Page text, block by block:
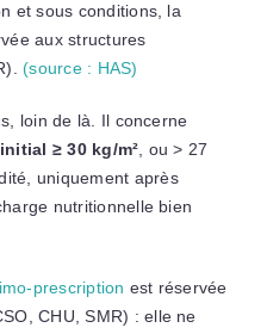
et sous conditions, la
aux structures
(source : HAS)
loin de là. Il concerne
initial ≥ 30 kg/m², ou > 27
uniquement après
nutritionnelle bien
prescription est réservée
CHU, SMR) : elle ne